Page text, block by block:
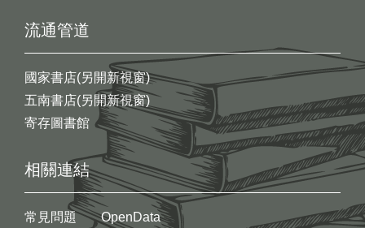
流通管道
國家書店(另開新視窗)
五南書店(另開新視窗)
寄存圖書館
相關連結
常見問題
OpenData